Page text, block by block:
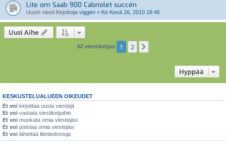
Lite om Saab 900 Cabriolet succén
Uusin viesti Kirjoittaja viggen « Ke Kesä 16, 2010 18:46
Uusi Aihe
62 viestiketjua 1 2
Hyppää
KESKUSTELUALUEEN OIKEUDET
Et voi kirjoittaa uusia viestejä
Et voi vastata viestiketjuihin
Et voi muokata omia viestejäsi
Et voi poistaa omia viestejäsi
Et voi lähettää liitetiedostoja